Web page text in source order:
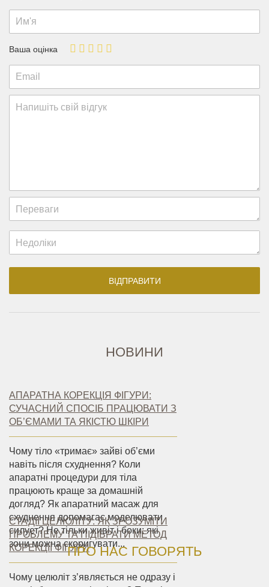
Ваша оцінка
НОВИНИ
АПАРАТНА КОРЕКЦІЯ ФІГУРИ:
СУЧАСНИЙ СПОСІБ ПРАЦЮВАТИ З
ОБ’ЄМАМИ ТА ЯКІСТЮ ШКІРИ
Чому тіло «тримає» зайві об’єми
навіть після схуднення? Коли
апаратні процедури для тіла
працюють краще за домашній
догляд? Як апаратний масаж для
схуднення допомагає моделювати
силует? Не тільки живіт і боки: які
зони можна скоригувати...
СТАДІЇ ЦЕЛЮЛІТУ: ЯК ЗРОЗУМІТИ
ПРОБЛЕМУ ТА ПІДІБРАТИ МЕТОД
КОРЕКЦІЇ ФІГУРИ
Чому целюліт з’являється не одразу і
ПРО НАС ГОВОРЯТЬ